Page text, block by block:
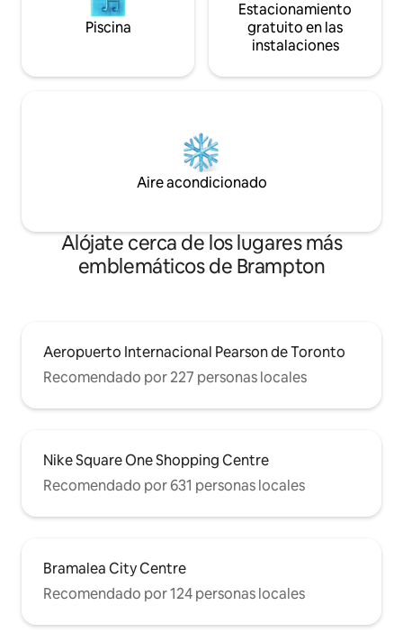
Piscina
Estacionamiento
gratuito en las
instalaciones
Aire acondicionado
Alójate cerca de los lugares más
emblemáticos de Brampton
Aeropuerto Internacional Pearson de Toronto
Recomendado por 227 personas locales
Nike Square One Shopping Centre
Recomendado por 631 personas locales
Bramalea City Centre
Recomendado por 124 personas locales